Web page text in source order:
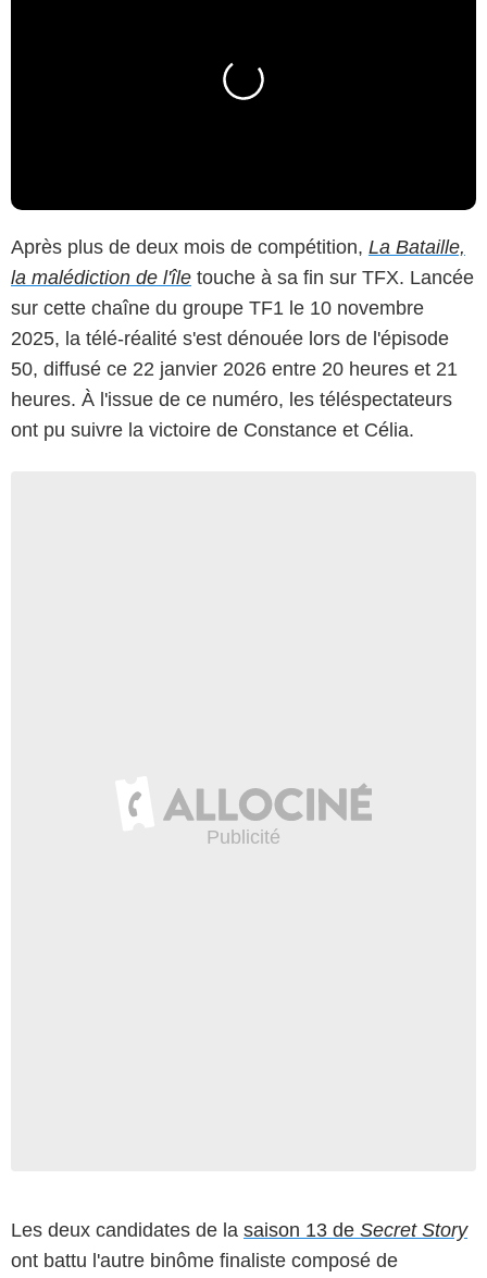
Après plus de deux mois de compétition, La Bataille,
la malédiction de l'île touche à sa fin sur TFX. Lancée
sur cette chaîne du groupe TF1 le 10 novembre
2025, la télé-réalité s'est dénouée lors de l'épisode
50, diffusé ce 22 janvier 2026 entre 20 heures et 21
heures. À l'issue de ce numéro, les téléspectateurs
ont pu suivre la victoire de Constance et Célia.
Les deux candidates de la saison 13 de Secret Story
ont battu l'autre binôme finaliste composé de